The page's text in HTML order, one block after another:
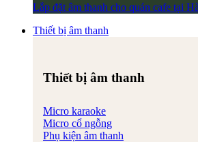
Lắp đặt âm thanh cho quán cafe tại
Thiết bị âm thanh
Thiết bị âm thanh
Micro karaoke
Micro cổ ngỗng
Phụ kiện âm thanh